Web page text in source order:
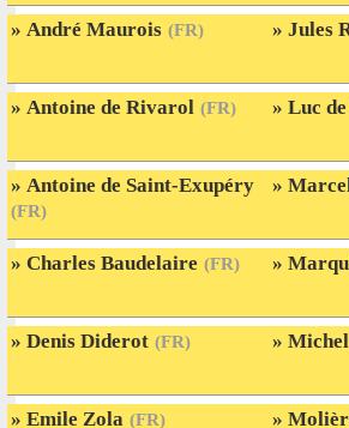
André Maurois (FR)
Antoine de Rivarol (FR)
Antoine de Saint-Exupéry
(FR)
Charles Baudelaire (FR)
Denis Diderot (FR)
Emile Zola (FR)
Jules
Luc